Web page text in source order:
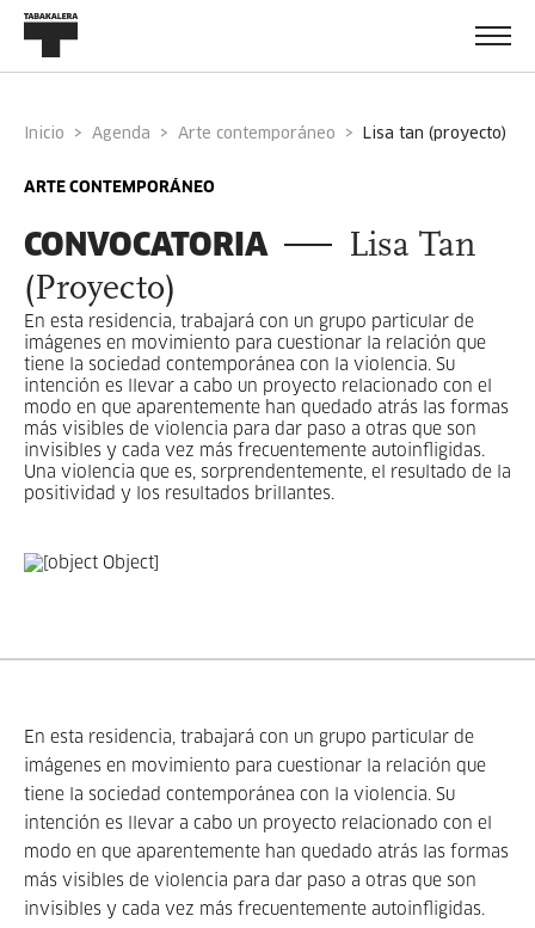
Inicio Agenda Arte contemporáneo lisa tan (proyecto)
ARTE CONTEMPORÁNEO
CONVOCATORIA
Lisa Tan
(Proyecto)
En esta residencia, trabajará con un grupo particular de
imágenes en movimiento para cuestionar la relación que
tiene la sociedad contemporánea con la violencia. Su
intención es llevar a cabo un proyecto relacionado con el
modo en que aparentemente han quedado atrás las formas
más visibles de violencia para dar paso a otras que son
invisibles y cada vez más frecuentemente autoinfligidas.
Una violencia que es, sorprendentemente, el resultado de la
positividad y los resultados brillantes.
En esta residencia, trabajará con un grupo particular de
imágenes en movimiento para cuestionar la relación que
tiene la sociedad contemporánea con la violencia. Su
intención es llevar a cabo un proyecto relacionado con el
modo en que aparentemente han quedado atrás las formas
más visibles de violencia para dar paso a otras que son
invisibles y cada vez más frecuentemente autoinfligidas.